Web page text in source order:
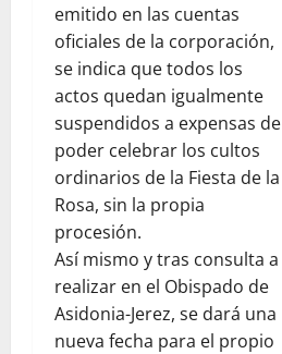
emitido en las cuentas
oficiales de la corporación,
se indica que todos los
actos quedan igualmente
suspendidos a expensas de
poder celebrar los cultos
ordinarios de la Fiesta de la
Rosa, sin la propia
procesión.
Así mismo y tras consulta a
realizar en el Obispado de
Asidonia-Jerez, se dará una
nueva fecha para el propio